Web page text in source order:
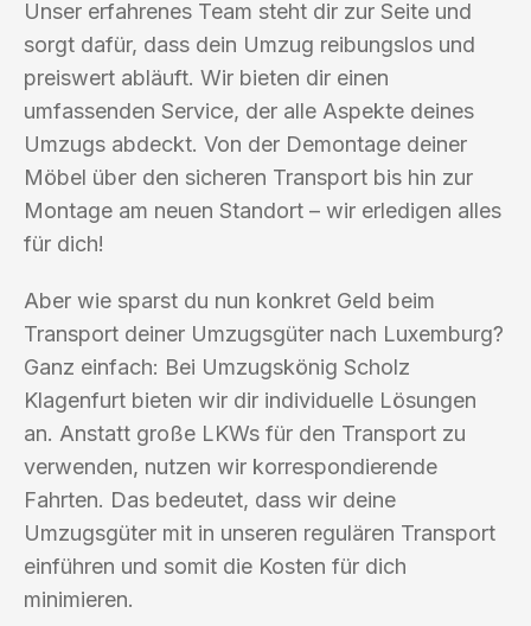
Unser erfahrenes Team steht dir zur Seite und
sorgt dafür, dass dein Umzug reibungslos und
preiswert abläuft. Wir bieten dir einen
umfassenden Service, der alle Aspekte deines
Umzugs abdeckt. Von der Demontage deiner
Möbel über den sicheren Transport bis hin zur
Montage am neuen Standort – wir erledigen alles
für dich!
Aber wie sparst du nun konkret Geld beim
Transport deiner Umzugsgüter nach Luxemburg?
Ganz einfach: Bei Umzugskönig Scholz
Klagenfurt bieten wir dir individuelle Lösungen
an. Anstatt große LKWs für den Transport zu
verwenden, nutzen wir korrespondierende
Fahrten. Das bedeutet, dass wir deine
Umzugsgüter mit in unseren regulären Transport
einführen und somit die Kosten für dich
minimieren.